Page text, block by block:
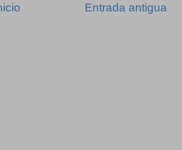
Entrada antigua